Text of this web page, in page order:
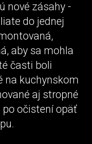
nové zásahy -
do jednej
aby sa mohla
časti boli
na kuchynskom
aj stropné
očistení opäť